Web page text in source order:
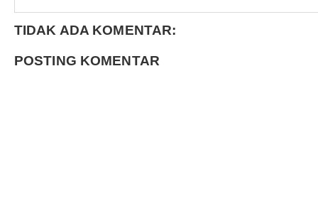
TIDAK ADA KOMENTAR:
POSTING KOMENTAR